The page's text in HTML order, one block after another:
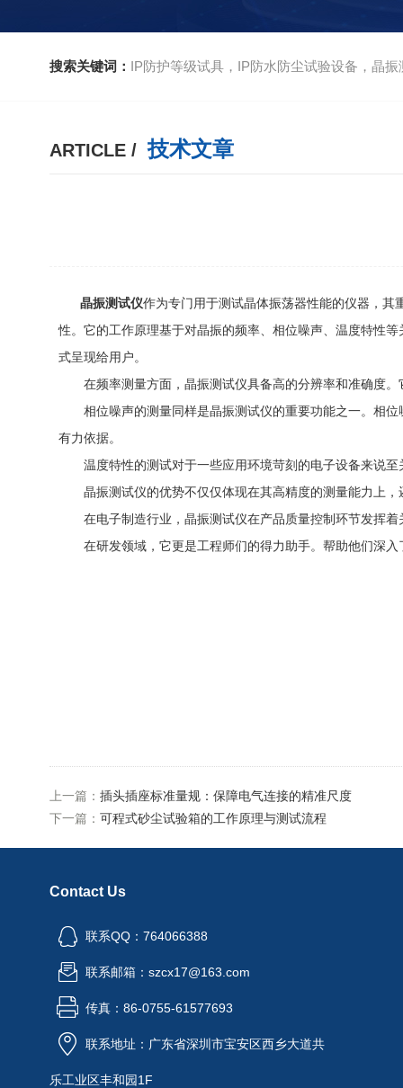
搜索关键词： IP防护等级试具，IP防水防尘试验设备，晶振
ARTICLE / 技术文章
晶振测试仪作为专门用于测试晶体振荡器性能的仪器，
性。它的工作原理基于对晶振的频率、相位噪声、温度特性
式呈现给用户。
在频率测量方面，晶振测试仪具备高的分辨率和准确度。
相位噪声的测量同样是晶振测试仪的重要功能之一。相位
有力依据。
温度特性的测试对于一些应用环境苛刻的电子设备来说至
晶振测试仪的优势不仅仅体现在其高精度的测量能力上，
在电子制造行业，晶振测试仪在产品质量控制环节发挥着
在研发领域，它更是工程师们的得力助手。帮助他们深入
上一篇： 插头插座标准量规：保障电气连接的精准尺度
下一篇： 可程式砂尘试验箱的工作原理与测试流程
Contact Us
联系QQ：764066388
联系邮箱：szcx17@163.com
传真：86-0755-61577693
联系地址：广东省深圳市宝安区西乡大道共
乐工业区丰和园1F